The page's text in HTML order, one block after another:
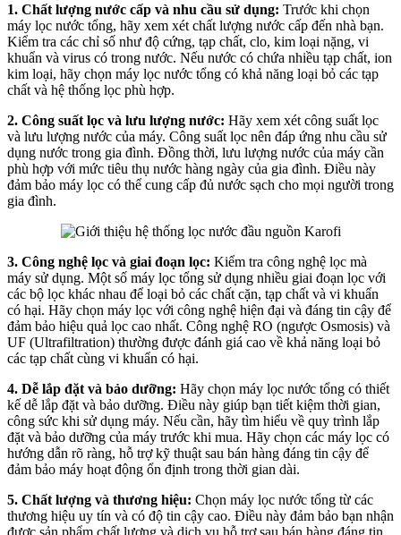
1. Chất lượng nước cấp và nhu cầu sử dụng: Trước khi chọn
máy lọc nước tổng, hãy xem xét chất lượng nước cấp đến nhà bạn.
Kiểm tra các chỉ số như độ cứng, tạp chất, clo, kim loại nặng, vi
khuẩn và virus có trong nước. Nếu nước có chứa nhiều tạp chất, ion
kim loại, hãy chọn máy lọc nước tổng có khả năng loại bỏ các tạp
chất và hệ thống lọc phù hợp.
2. Công suất lọc và lưu lượng nước: Hãy xem xét công suất lọc
và lưu lượng nước của máy. Công suất lọc nên đáp ứng nhu cầu sử
dụng nước trong gia đình. Đồng thời, lưu lượng nước của máy cần
phù hợp với mức tiêu thụ nước hàng ngày của gia đình. Điều này
đảm bảo máy lọc có thể cung cấp đủ nước sạch cho mọi người trong
gia đình.
3. Công nghệ lọc và giai đoạn lọc: Kiểm tra công nghệ lọc mà
máy sử dụng. Một số máy lọc tổng sử dụng nhiều giai đoạn lọc với
các bộ lọc khác nhau để loại bỏ các chất cặn, tạp chất và vi khuẩn
có hại. Hãy chọn máy lọc với công nghệ hiện đại và đáng tin cậy để
đảm bảo hiệu quả lọc cao nhất. Công nghệ RO (ngược Osmosis) và
UF (Ultrafiltration) thường được đánh giá cao về khả năng loại bỏ
các tạp chất cùng vi khuẩn có hại.
4. Dễ lắp đặt và bảo dưỡng: Hãy chọn máy lọc nước tổng có thiết
kế dễ lắp đặt và bảo dưỡng. Điều này giúp bạn tiết kiệm thời gian,
công sức khi sử dụng máy. Nếu cần, hãy tìm hiểu về quy trình lắp
đặt và bảo dưỡng của máy trước khi mua. Hãy chọn các máy lọc có
hướng dẫn rõ ràng, hỗ trợ kỹ thuật sau bán hàng đáng tin cậy để
đảm bảo máy hoạt động ổn định trong thời gian dài.
5. Chất lượng và thương hiệu: Chọn máy lọc nước tổng từ các
thương hiệu uy tín và có độ tin cậy cao. Điều này đảm bảo bạn nhận
được sản phẩm chất lượng và dịch vụ hỗ trợ sau bán hàng đáng tin